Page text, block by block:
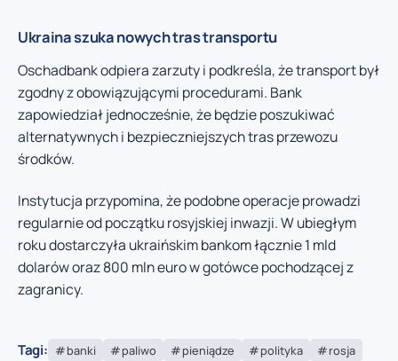
Ukraina szuka nowych tras transportu
Oschadbank odpiera zarzuty i podkreśla, że transport był
zgodny z obowiązującymi procedurami. Bank
zapowiedział jednocześnie, że będzie poszukiwać
alternatywnych i bezpieczniejszych tras przewozu
środków.
Instytucja przypomina, że podobne operacje prowadzi
regularnie od początku rosyjskiej inwazji. W ubiegłym
roku dostarczyła ukraińskim bankom łącznie 1 mld
dolarów oraz 800 mln euro w gotówce pochodzącej z
zagranicy.
Tagi: banki paliwo pieniądze polityka
rosja